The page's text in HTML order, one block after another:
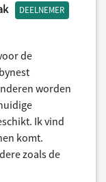
DEELNEMER
de
worden
Ik vind
komt.
zoals de